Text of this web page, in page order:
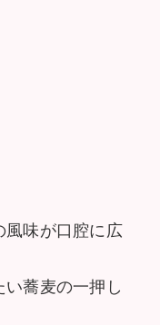
風味が口腔に広
蕎麦の一押し